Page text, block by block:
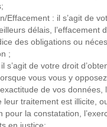
Effacement : il s’agit de
délais, l’effacement
des obligations ou
;
s’agit de votre droit
vous vous y
de vos données,
leur traitement est illicite,
pour la constatation,